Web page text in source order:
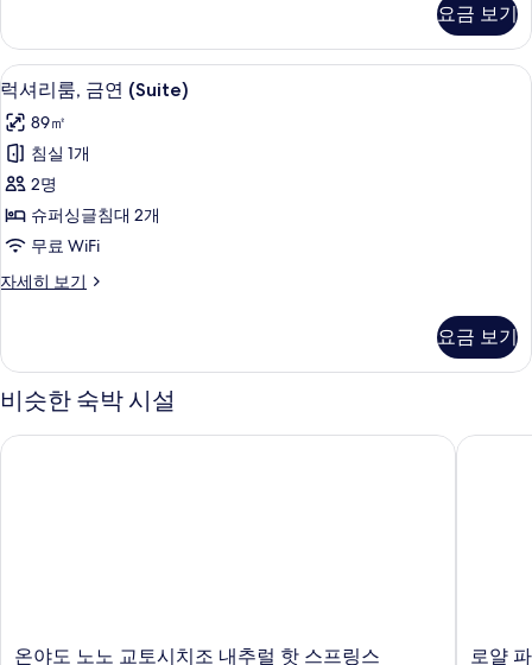
이
즈
침
대
개,
금
연
(Junior
진
모
보
티
브
룸,
킹
사
이
침
대
개,
금
자
히
기
요금 보기
럭
셔
리
룸,
금
연
(Suite)
사
모
두
보
기
럭셔리룸, 금연 (Suite) | 거실 공간 | 평
1
럭셔리룸, 금연 (Suite)
89㎡
침실 1개
2명
슈퍼싱글침대 2개
무료 WiFi
자세히 보기
럭
금
(Suite)
세
요금 보기
비슷한 숙박 시설
온
온야도 노노 교토시치조 내추럴 핫 스프링스
온야도 노노 교토시치조 내추럴 핫 스프링스
로
로얄
로얄 파